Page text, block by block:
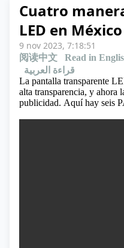
Cuatro
LED en México
9 nov 2023, 7:18:51
阅读中文 Read in
قراءة العربية
La pantalla transparente
alta transparencia, y ahora
publicidad. Aquí hay seis